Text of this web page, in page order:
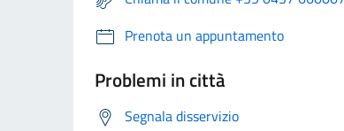
Prenota un appuntamento
Problemi in città
Segnala disservizio